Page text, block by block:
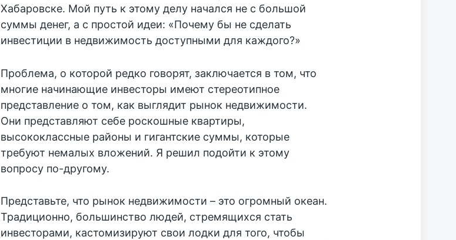
Хабаровске. Мой путь к этому делу начался не с большой
суммы денег, а с простой идеи: «Почему бы не сделать
инвестиции в недвижимость доступными для каждого?»
Проблема, о которой редко говорят, заключается в том, что
многие начинающие инвесторы имеют стереотипное
представление о том, как выглядит рынок недвижимости.
Они представляют себе роскошные квартиры,
высококлассные районы и гигантские суммы, которые
требуют немалых вложений. Я решил подойти к этому
вопросу по-другому.
Представьте, что рынок недвижимости – это огромный океан.
Традиционно, большинство людей, стремящихся стать
инвесторами, кастомизируют свои лодки для того, чтобы